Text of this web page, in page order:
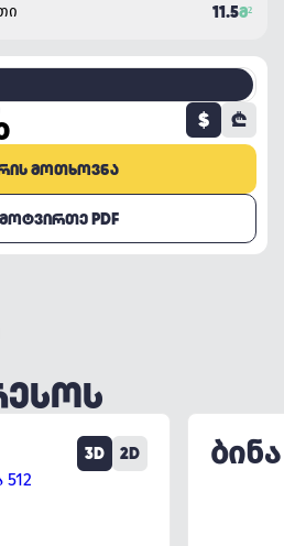
11.5Მ²
$ ₾
ᲛᲝᲗᲮᲝᲕᲜᲐ
PDF
3D 2D